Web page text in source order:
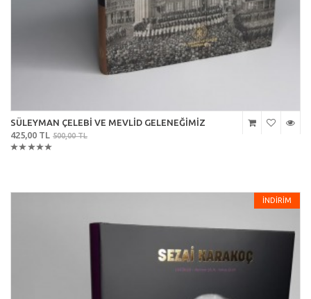
SÜLEYMAN ÇELEBİ VE MEVLİD GELENEĞİMİZ
425,00 TL 500,00 TL
İNDİRİM